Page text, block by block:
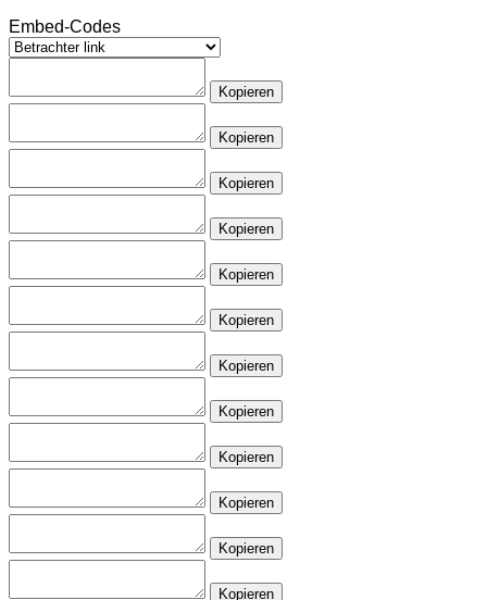
Embed-Codes
Kopieren
Kopieren
Kopieren
Kopieren
Kopieren
Kopieren
Kopieren
Kopieren
Kopieren
Kopieren
Kopieren
Kopieren